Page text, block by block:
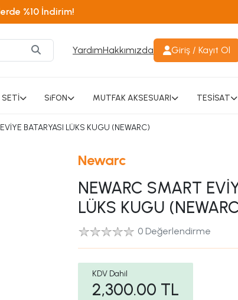
%10 İndirim!
YardımHakkımızda Giriş / Kayıt Ol
SETİ SiFON MUTFAK AKSESUARI TESİSAT
BATARYASI LÜKS KUGU (NEWARC)
Newarc
NEWARC SMART
LÜKS KUGU
0 Değerlendirme
KDV Dahil
2,300.00 TL